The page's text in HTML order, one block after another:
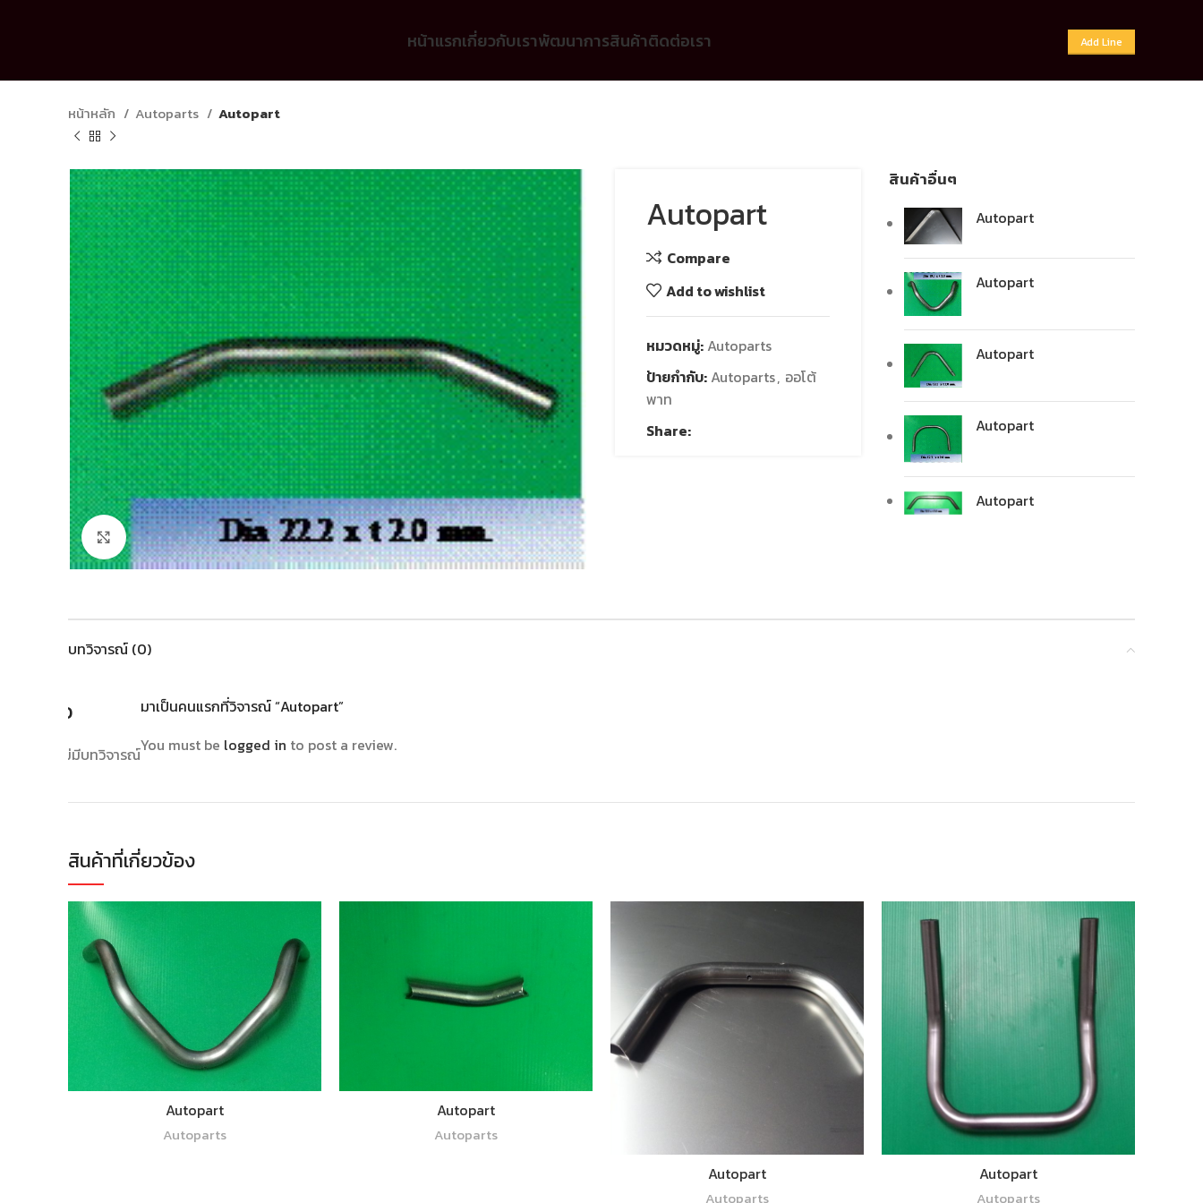
หน้าแรกเกี่ยวกับเราพัฒนาการสินค้าติดต่อเรา Add Line
หน้าหลัก Autoparts Autopart
Click to enlarge
Autopart
Compare
Add to wishlist
หมวดหมู่: Autoparts
ป้ายกำกับ: Autoparts, ออโต้
พาท
Share:
สินค้าอื่นๆ
Autopart
Autopart
Autopart
Autopart
Autopart
บทวิจารณ์ (0)
รีวิว
ยังไม่มีบทวิจารณ์
มาเป็นคนแรกที่วิจารณ์ “Autopart”
You must be logged in to post a review.
สินค้าที่เกี่ยวข้อง
Autopart
Autoparts
Autopart
Autoparts
Autopart
Autoparts
Autopart
Autoparts